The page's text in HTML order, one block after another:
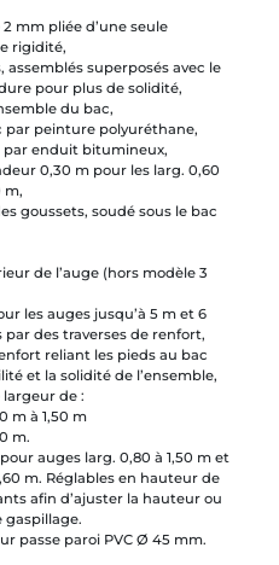
mm pliée d’une seule
rigidité,
superposés avec le
pour plus de solidité,
du bac,
par peinture polyuréthane,
enduit bitumineux,
0,30 m pour les larg. 0,60
m,
goussets, soudé sous le bac
de l’auge (hors modèle 3
les auges jusqu’à 5 m et 6
par des traverses de renfort,
reliant les pieds au bac
et la solidité de l’ensemble,
largeur de :
m à 1,50 m
m.
auges larg. 0,80 à 1,50 m et
m. Réglables en hauteur de
afin d’ajuster la hauteur ou
gaspillage.
passe paroi PVC Ø 45 mm.